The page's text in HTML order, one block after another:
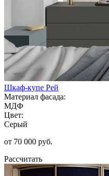
Шкаф-купе Рей
Материал фасада:
МДФ
Цвет:
Серый
от 70 000 руб.
Рассчитать